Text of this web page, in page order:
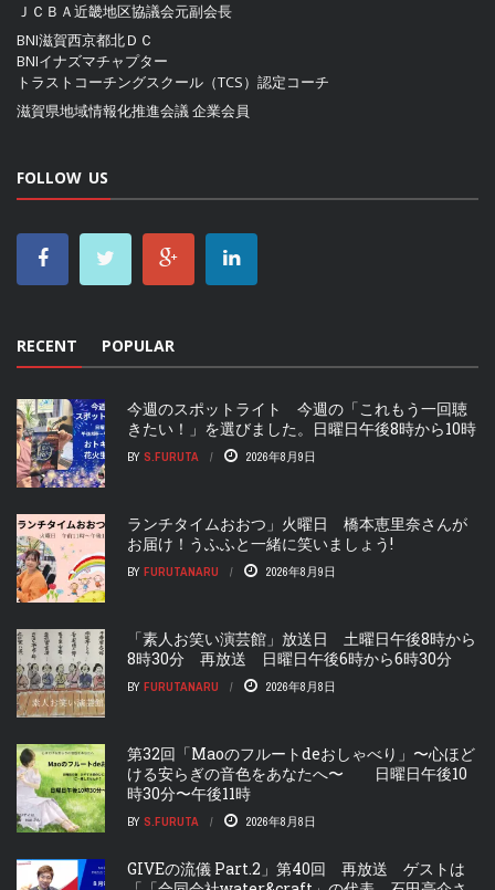
ＪＣＢＡ近畿地区協議会元副会長
BNI滋賀西京都北ＤＣ
BNIイナズマチャプター
トラストコーチングスクール（TCS）認定コーチ
滋賀県地域情報化推進会議企業会員
FOLLOW US
RECENT POPULAR
今週のスポットライト 今週の「これもう一回聴
きたい！」を選びました。日曜日午後8時から10時
BY S.FURUTA 2026年8月9日
ランチタイムおおつ」火曜日 橋本恵里奈さんが
お届け！うふふと一緒に笑いましょう!
BY FURUTANARU 2026年8月9日
「素人お笑い演芸館」放送日 土曜日午後8時から
8時30分 再放送 日曜日午後6時から6時30分
BY FURUTANARU 2026年8月8日
第32回「Maoのフルートdeおしゃべり」〜心ほど
ける安らぎの音色をあなたへ〜 日曜日午後10
時30分〜午後11時
BY S.FURUTA 2026年8月8日
GIVEの流儀 Part.2」第40回 再放送 ゲストは